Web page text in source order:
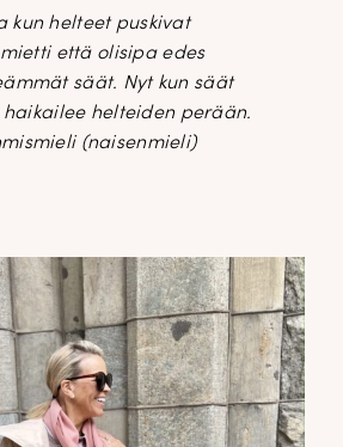
kun helteet puskivat
että olisipa edes
säät. Nyt kun säät
helteiden perään.
(naisenmieli)